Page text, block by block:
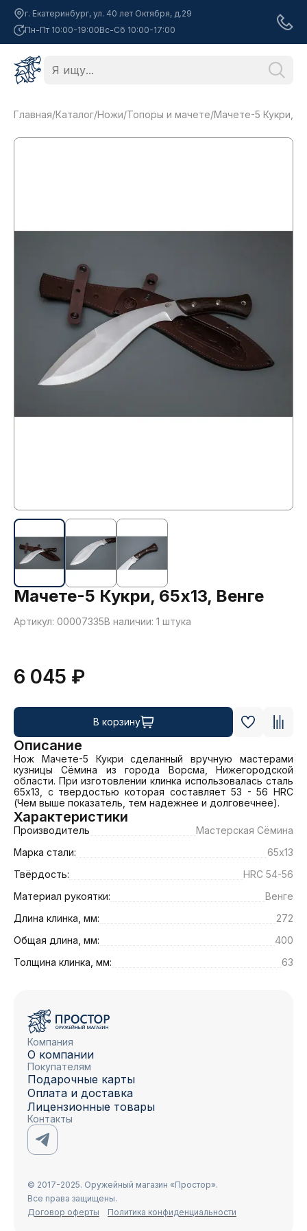
г. Екатеринбург, ул. 40 лет Октября, д.29
Пн-Пт 10:00-19:00Вс-Сб 10:00-17:00
Главная/Каталог/Ножи/Топоры и мачете/Мачете-5 Кукри,
Мачете-5 Кукри, 65х13, Венге
Артикул: 00007335В наличии: 1 штука
6 045 ₽
В корзину
Описание
Нож Мачете-5 Кукри сделанный вручную мастерами
кузницы Сёмина из города Ворсма, Нижегородской
области. При изготовлении клинка использовалась сталь
65х13, с твердостью которая составляет 53 - 56 HRC
(Чем выше показатель, тем надежнее и долговечнее).
Характеристики
Производитель
Мастерская Сёмина
Марка стали:
65х13
Твёрдость:
HRC 54-56
Материал рукоятки:
Венге
Длина клинка, мм:
272
Общая длина, мм:
400
Толщина клинка, мм:
63
Компания
О компании
Покупателям
Подарочные карты
Оплата и доставка
Лицензионные товары
Контакты
© 2017-2025. Оружейный магазин «Простор».
Все права защищены.
Договор оферты
Политика конфиденциальности